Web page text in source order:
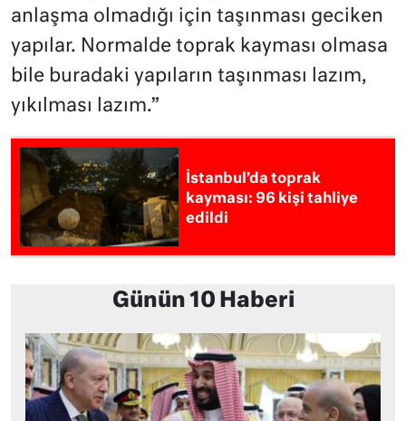
anlaşma olmadığı için taşınması geciken
yapılar. Normalde toprak kayması olmasa
bile buradaki yapıların taşınması lazım,
yıkılması lazım.”
İstanbul’da toprak
kayması: 96 kişi tahliye
edildi
Günün 10 Haberi